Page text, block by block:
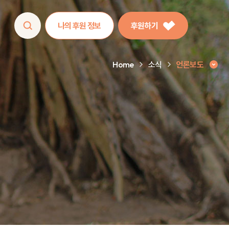
나의 후원 정보 후원하기
Home 소식 언론보도